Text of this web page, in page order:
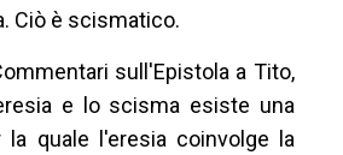
Ciò è scismatico.
sull'Epistola a Tito,
e lo scisma esiste una
la quale l'eresia coinvolge la